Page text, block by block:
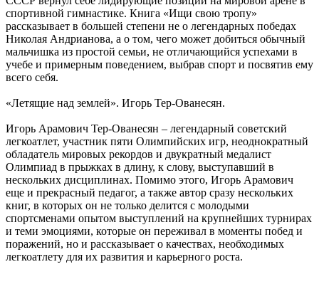
спортивной гимнастике. Книга «Ищи свою тропу»
рассказывает в большей степени не о легендарных победах
Николая Андрианова, а о том, чего может добиться обычный
мальчишка из простой семьи, не отличающийся успехами в
учебе и примерным поведением, выбрав спорт и посвятив ему
всего себя.
«Летящие над землей». Игорь Тер-Ованесян.
Игорь Арамович Тер-Ованесян – легендарный советский
легкоатлет, участник пяти Олимпийских игр, неоднократный
обладатель мировых рекордов и двукратный медалист
Олимпиад в прыжках в длину, к слову, выступавший в
нескольких дисциплинах. Помимо этого, Игорь Арамович
еще и прекрасный педагог, а также автор сразу нескольких
книг, в которых он не только делится с молодыми
спортсменами опытом выступлений на крупнейших турнирах
и теми эмоциями, которые он переживал в моменты побед и
поражений, но и рассказывает о качествах, необходимых
легкоатлету для их развития и карьерного роста.